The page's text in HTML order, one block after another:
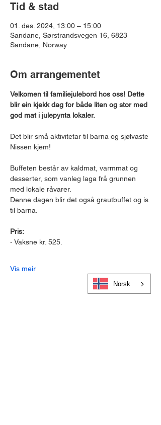
Tid & stad
01. des. 2024, 13:00 – 15:00
Sandane, Sørstrandsvegen 16, 6823
Sandane, Norway
Om arrangementet
Velkomen til familiejulebord hos oss! Dette
blir ein kjekk dag for både liten og stor med
god mat i julepynta lokaler.
Det blir små aktivitetar til barna og sjølvaste
Nissen kjem!
Buffeten består av kaldmat, varmmat og
desserter, som vanleg laga frå grunnen
med lokale råvarer.
Denne dagen blir det også grautbuffet og is
til barna.
Pris:
- Vaksne kr. 525.
Vis meir
Norsk